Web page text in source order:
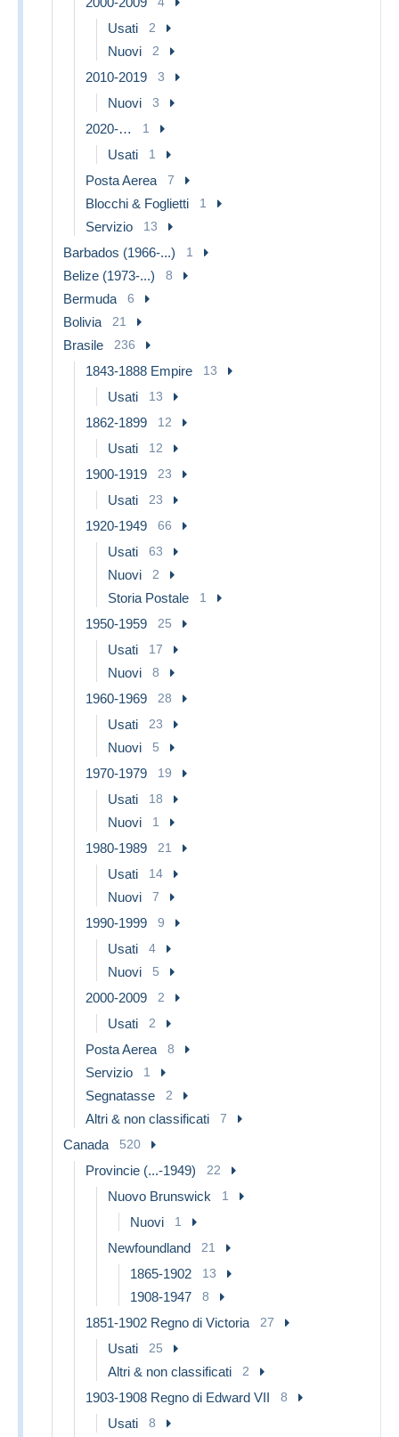
Usati 2
Nuovi 2
2010-2019 3
Nuovi 3
2020-… 1
Usati 1
Posta Aerea 7
Blocchi & Foglietti 1
Servizio 13
Barbados (1966-...) 1
Belize (1973-...) 8
Bermuda 6
Bolivia 21
Brasile 236
1843-1888 Empire 13
Usati 13
1862-1899 12
Usati 12
1900-1919 23
Usati 23
1920-1949 66
Usati 63
Nuovi 2
Storia Postale 1
1950-1959 25
Usati 17
Nuovi 8
1960-1969 28
Usati 23
Nuovi 5
1970-1979 19
Usati 18
Nuovi 1
1980-1989 21
Usati 14
Nuovi 7
1990-1999 9
Usati 4
Nuovi 5
2000-2009 2
Usati 2
Posta Aerea 8
Servizio 1
Segnatasse 2
Altri & non classificati 7
Canada 520
Provincie (...-1949) 22
Nuovo Brunswick 1
Nuovi 1
Newfoundland 21
1865-1902 13
1908-1947 8
1851-1902 Regno di Victoria 27
Usati 25
Altri & non classificati 2
1903-1908 Regno di Edward VII 8
Usati 8